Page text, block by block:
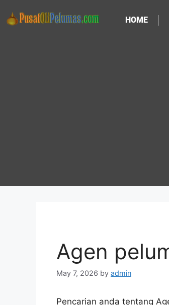
HOME
Agen
May 7, 2026 by admin
Pencarian anda tentang